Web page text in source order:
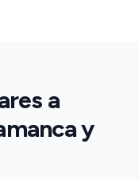
a
y